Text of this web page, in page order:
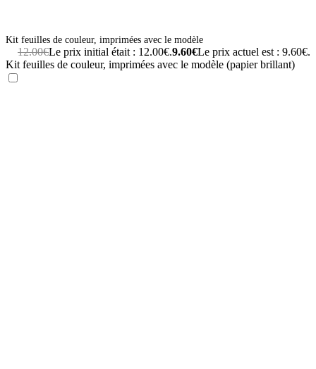
Kit feuilles de couleur, imprimées avec le modèle
12.00€Le prix initial était : 12.00€.9.60€Le prix actuel est : 9.60€.
Kit feuilles de couleur, imprimées avec le modèle (papier brillant)